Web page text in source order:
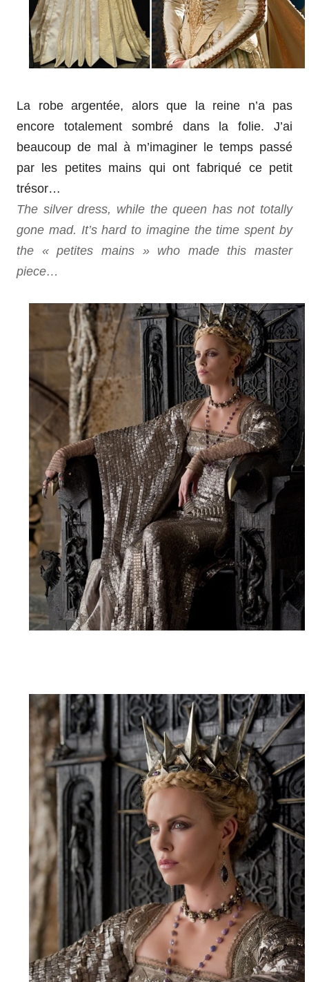
La robe argentée, alors que la reine n’a pas
encore totalement sombré dans la folie. J’ai
beaucoup de mal à m’imaginer le temps passé
par les petites mains qui ont fabriqué ce petit
trésor…
The silver dress, while the queen has not totally
gone mad. It’s hard to imagine the time spent by
the « petites mains » who made this master
piece…